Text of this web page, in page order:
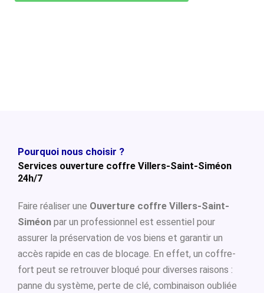
Pourquoi nous choisir ?
Services ouverture coffre Villers-Saint-Siméon
24h/7
Faire réaliser une Ouverture coffre Villers-Saint-
Siméon par un professionnel est essentiel pour
assurer la préservation de vos biens et garantir un
accès rapide en cas de blocage. En effet, un coffre-
fort peut se retrouver bloqué pour diverses raisons :
panne du système, perte de clé, combinaison oubliée